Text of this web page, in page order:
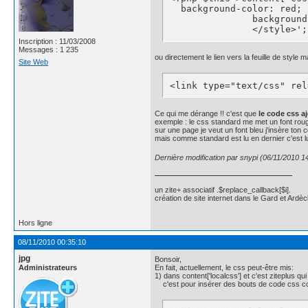
.news_body{
border: 1px solid
-webkit-border-
-webkit-box-shadow:
    color: #fff;
font-family:
    font-size: 1em;
    line-height: 1;
    margin-bottom: 10px;
padding: 15px 0 12px
text-shadow: 0px -
#P0, #P2, #P4, #P6{
background: -moz-
    border-radius: 5px;
-moz-border-radius:
-webkit-border-
-moz-box-shadow:
Inscription : 11/03/2008
Messages : 1 235
Site Web
  background-color: red;
</
ou directement le lien vers la feuille de style
<link type="text/css"
Ce qui me dérange !! c'est quele code css
exemple : le css standard me met un font
sur une page je veut un font bleu j'insère ton
mais comme standard est lu en dernier c'est
Dernière modification par snypi (06/11/2010
un zite+ associatif .$replace_callback[$i].
création de site internet dans le Gard et
Hors ligne
08/11/2010 00:35:10
jpg
Administrateurs
Bonsoir,
En fait, actuellement, le css peut-être mis:
1) dans content['localcss'] et c'est ziteplus
c'est pour insérer des bouts de code css